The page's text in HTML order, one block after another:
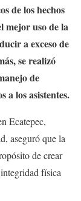
de los hechos
mejor uso de la
a exceso de
se realizó
de
a los asistentes.
Ecatepec,
aseguró que la
de crear
física